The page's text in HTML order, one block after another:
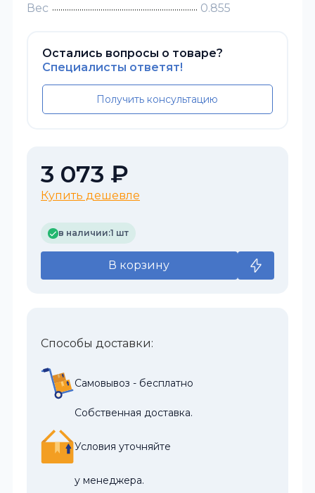
Вес
0.855
Остались вопросы о товаре?
Специалисты ответят!
Получить консультацию
3 073 ₽
Купить дешевле
в наличии:1 шт
В корзину
Способы доставки:
Самовывоз - бесплатно
Собственная доставка.
Условия уточняйте
у менеджера.